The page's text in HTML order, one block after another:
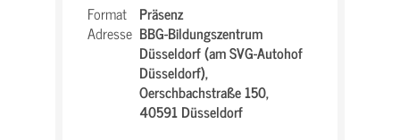
Format Präsenz
Adresse BBG-Bildungszentrum
Düsseldorf (am SVG-Autohof
Düsseldorf),
Oerschbachstraße 150,
40591 Düsseldorf